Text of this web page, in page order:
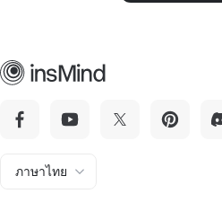
ภาษาไทย